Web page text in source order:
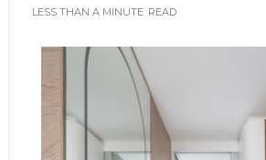
LESS THAN A MINUTE READ